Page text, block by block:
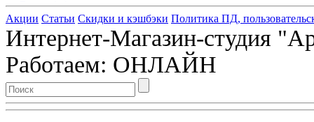
Акции Статьи Скидки и кэшбэки Политика ПД,
Интернет-Магазин-студия
Работаем: ОНЛАЙН